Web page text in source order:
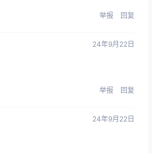
举报 回复
24年9月22日
举报 回复
24年9月22日